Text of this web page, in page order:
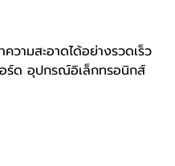
ามสะอาดได้อย่างรวดเร็ว
อร์ด อุปกรณ์อิเล็กทรอนิกส์